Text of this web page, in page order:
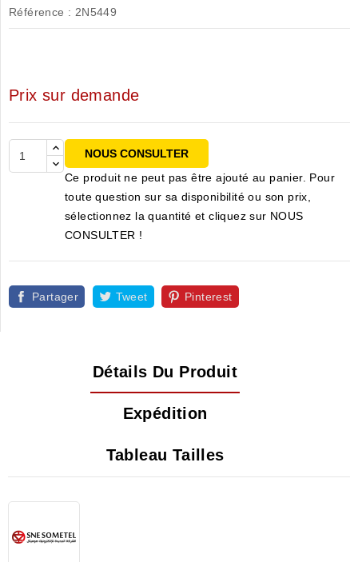
Référence : 2N5449
Prix sur demande
NOUS CONSULTER
Ce produit ne peut pas être ajouté au panier. Pour
toute question sur sa disponibilité ou son prix,
sélectionnez la quantité et cliquez sur NOUS
CONSULTER !
Partager Tweet Pinterest
Détails Du Produit
Expédition
Tableau Tailles